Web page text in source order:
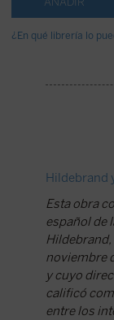
¿En qué librería lo
Hildebrand
Esta obra
español de
Hildebrand,
noviembre
y cuyo
calificó
entre los